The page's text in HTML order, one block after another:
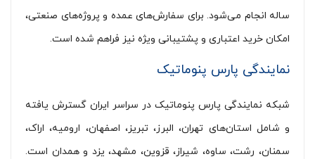
ساله انجام می‌شود. برای سفارش‌های عمده و پروژه‌های صنعتی،
امکان خرید اعتباری و پشتیبانی ویژه نیز فراهم شده است.
نمایندگی پارس پنوماتیک
شبکه نمایندگی پارس پنوماتیک در سراسر ایران گسترش یافته
و شامل استان‌های تهران، البرز، تبریز، اصفهان، ارومیه، اراک،
سمنان، رشت، ساوه، شیراز، قزوین، مشهد، یزد و همدان است.